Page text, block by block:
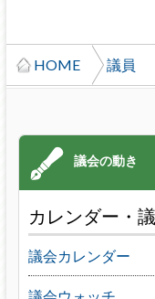
HOME 議員
カレンダー・
議会カレンダー